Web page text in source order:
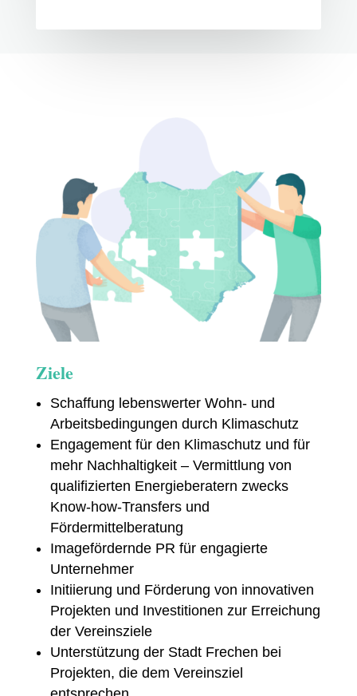
Ziele
Schaffung lebenswerter Wohn- und
Arbeitsbedingungen durch Klimaschutz
Engagement für den Klimaschutz und für
mehr Nachhaltigkeit – Vermittlung von
qualifizierten Energieberatern zwecks
Know-how-Transfers und
Fördermittelberatung
Imagefördernde PR für engagierte
Unternehmer
Initiierung und Förderung von innovativen
Projekten und Investitionen zur Erreichung
der Vereinsziele
Unterstützung der Stadt Frechen bei
Projekten, die dem Vereinsziel